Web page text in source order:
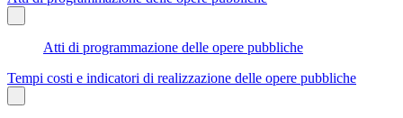
Atti di programmazione delle opere pubbliche
Tempi costi e indicatori di realizzazione delle opere pubbliche